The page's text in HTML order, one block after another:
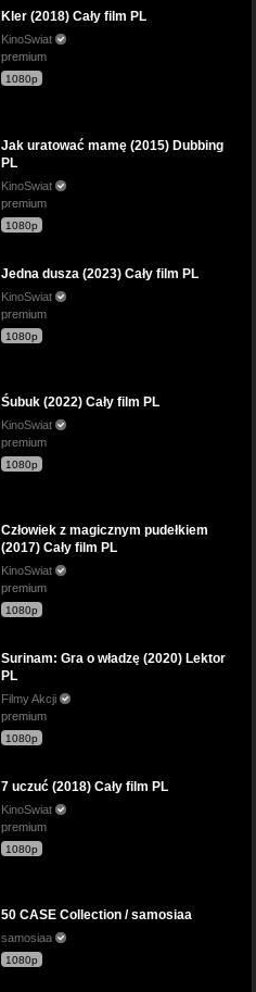
Kler (2018) Cały film PL
KinoSwiat
premium
1080p
Jak uratować mamę (2015) Dubbing
PL
KinoSwiat
premium
1080p
Jedna dusza (2023) Cały film PL
KinoSwiat
premium
1080p
Śubuk (2022) Cały film PL
KinoSwiat
premium
1080p
Człowiek z magicznym pudełkiem
(2017) Cały film PL
KinoSwiat
premium
1080p
Surinam: Gra o władzę (2020) Lektor
PL
Filmy Akcji
premium
1080p
7 uczuć (2018) Cały film PL
KinoSwiat
premium
1080p
50 CASE Collection / samosiaa
samosiaa
1080p